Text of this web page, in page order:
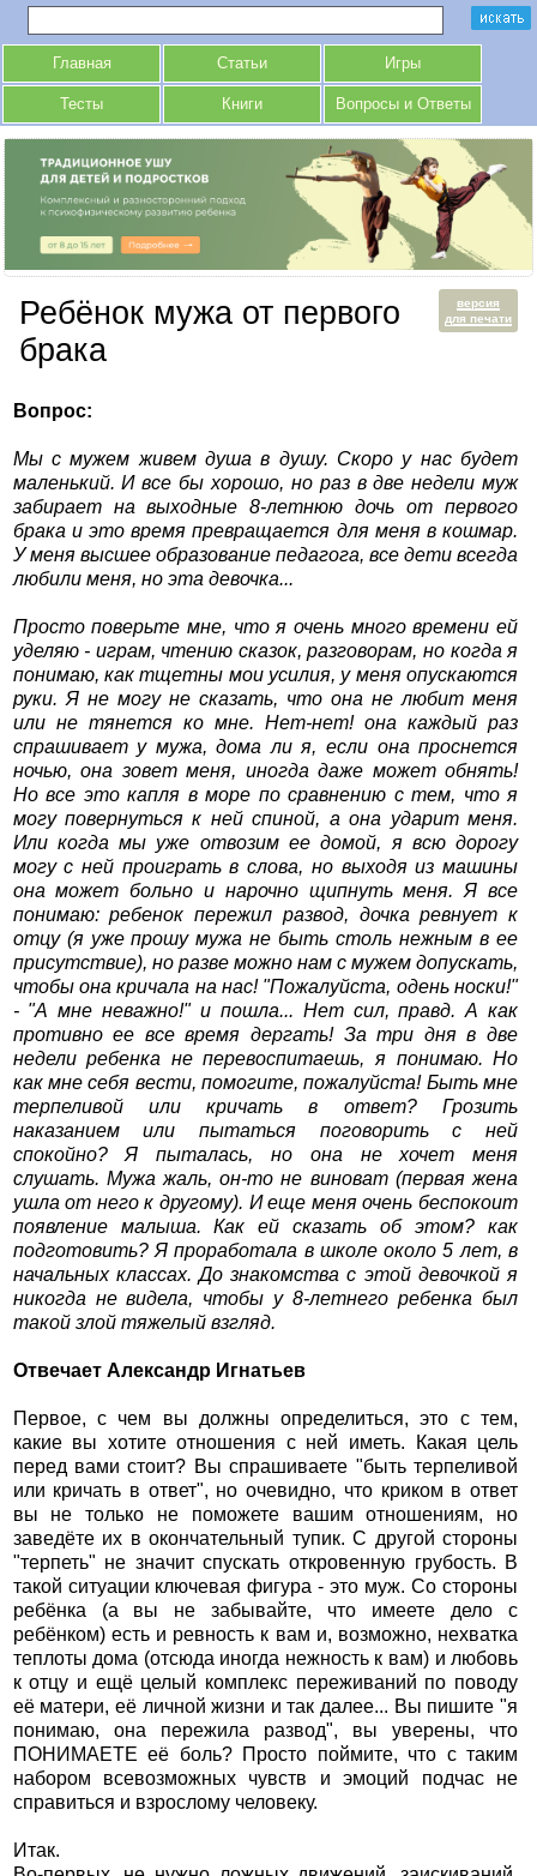
Главная Статьи Игры
Тесты Книги Вопросы и Ответы
версия
для печати
Ребёнок мужа от первого
брака
Вопрос:
Мы с мужем живем душа в душу. Скоро у нас будет
маленький. И все бы хорошо, но раз в две недели муж
забирает на выходные 8-летнюю дочь от первого
брака и это время превращается для меня в кошмар.
У меня высшее образование педагога, все дети всегда
любили меня, но эта девочка...
Просто поверьте мне, что я очень много времени ей
уделяю - играм, чтению сказок, разговорам, но когда я
понимаю, как тщетны мои усилия, у меня опускаются
руки. Я не могу не сказать, что она не любит меня
или не тянется ко мне. Нет-нет! она каждый раз
спрашивает у мужа, дома ли я, если она проснется
ночью, она зовет меня, иногда даже может обнять!
Но все это капля в море по сравнению с тем, что я
могу повернуться к ней спиной, а она ударит меня.
Или когда мы уже отвозим ее домой, я всю дорогу
могу с ней проиграть в слова, но выходя из машины
она может больно и нарочно щипнуть меня. Я все
понимаю: ребенок пережил развод, дочка ревнует к
отцу (я уже прошу мужа не быть столь нежным в ее
присутствие), но разве можно нам с мужем допускать,
чтобы она кричала на нас! "Пожалуйста, одень носки!"
- "А мне неважно!" и пошла... Нет сил, правд. А как
противно ее все время дергать! За три дня в две
недели ребенка не перевоспитаешь, я понимаю. Но
как мне себя вести, помогите, пожалуйста! Быть мне
терпеливой или кричать в ответ? Грозить
наказанием или пытаться поговорить с ней
спокойно? Я пыталась, но она не хочет меня
слушать. Мужа жаль, он-то не виноват (первая жена
ушла от него к другому). И еще меня очень беспокоит
появление малыша. Как ей сказать об этом? как
подготовить? Я проработала в школе около 5 лет, в
начальных классах. До знакомства с этой девочкой я
никогда не видела, чтобы у 8-летнего ребенка был
такой злой тяжелый взгляд.
Отвечает Александр Игнатьев
Первое, с чем вы должны определиться, это с тем,
какие вы хотите отношения с ней иметь. Какая цель
перед вами стоит? Вы спрашиваете "быть терпеливой
или кричать в ответ", но очевидно, что криком в ответ
вы не только не поможете вашим отношениям, но
заведёте их в окончательный тупик. С другой стороны
"терпеть" не значит спускать откровенную грубость. В
такой ситуации ключевая фигура - это муж. Со стороны
ребёнка (а вы не забывайте, что имеете дело с
ребёнком) есть и ревность к вам и, возможно, нехватка
теплоты дома (отсюда иногда нежность к вам) и любовь
к отцу и ещё целый комплекс переживаний по поводу
её матери, её личной жизни и так далее... Вы пишите "я
понимаю, она пережила развод", вы уверены, что
ПОНИМАЕТЕ её боль? Просто поймите, что с таким
набором всевозможных чувств и эмоций подчас не
справиться и взрослому человеку.
Итак.